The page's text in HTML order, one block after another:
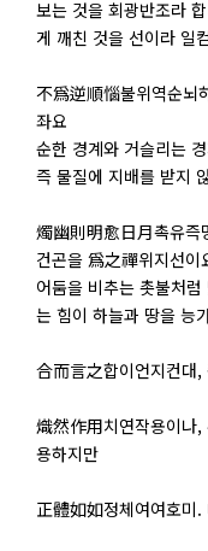
보는 것을 회광반조라
게 깨친 것을 선이라 일
不爲逆順惱불위역순뇌
좌요
순한 경계와 거슬리는
즉 물질에 지배를 받지
燭幽則明愈日月촉유즉
건곤을 爲之禪위지선이
어둠을 비추는 촛불처
는 힘이 하늘과 땅을 능
合而言之합이언지컨대,
熾然作用치연작용이나,
용하지만
正體如如정체여여호미